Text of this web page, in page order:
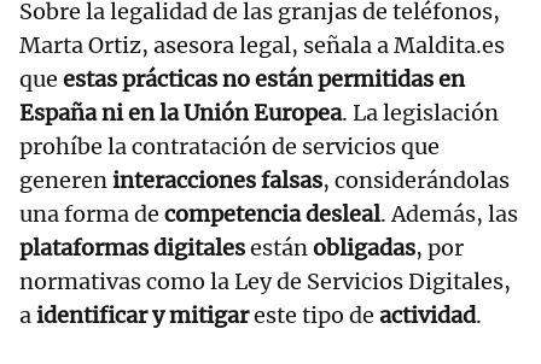
Sobre la legalidad de las granjas de teléfonos,
Marta Ortiz, asesora legal, señala a Maldita.es
que estas prácticas no están permitidas en
España ni en la Unión Europea. La legislación
prohíbe la contratación de servicios que
genereninteracciones falsas, considerándolas
una forma de competencia desleal. Además, las
plataformas digitalesestánobligadas, por
normativas como la Ley de Servicios Digitales,
aidentificar y mitigareste tipo de actividad.